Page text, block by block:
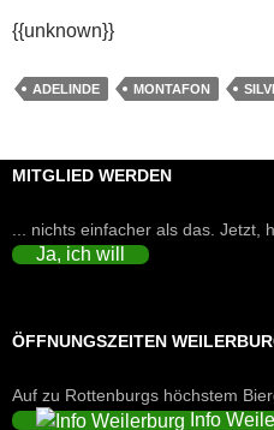
{{unknown}}
ADELINDE MONTAFON
MITGLIED WERDEN
... nichts einfacher als das. Jetzt,
Ja, ich will
ÖFFNUNGSZEITEN
Auf zu Rottenburgs höchstem
Info